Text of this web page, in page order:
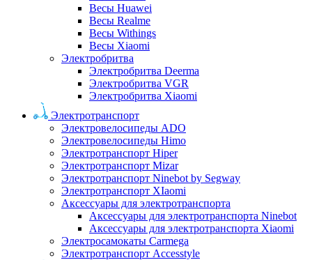
Весы Huawei
Весы Realme
Весы Withings
Весы Xiaomi
Электробритва
Электробритва Deerma
Электробритва VGR
Электробритва Xiaomi
Электротранспорт
Электровелосипеды ADO
Электровелосипеды Himo
Электротранспорт Hiper
Электротранспорт Mizar
Электротранспорт Ninebot by Segway
Электротранспорт XIaomi
Аксессуары для электротранспорта
Аксессуары для электротранспорта Ninebot
Аксессуары для электротранспорта Xiaomi
Электросамокаты Carmega
Электротранспорт Accesstyle